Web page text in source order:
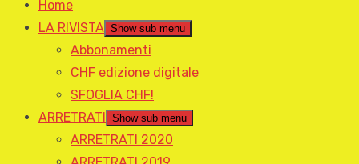
Home
LA RIVISTA Show sub menu
Abbonamenti
CHF edizione digitale
SFOGLIA CHF!
ARRETRATI
Show sub menu
ARRETRATI 2020